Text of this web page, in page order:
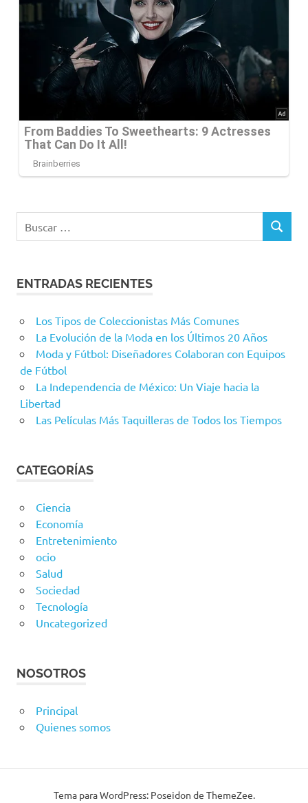
BUSCAR
ENTRADAS RECIENTES
Los Tipos de Coleccionistas Más Comunes
La Evolución de la Moda en los Últimos 20 Años
Moda y Fútbol: Diseñadores Colaboran con Equipos
de Fútbol
La Independencia de México: Un Viaje hacia la
Libertad
Las Películas Más Taquilleras de Todos los Tiempos
CATEGORÍAS
Ciencia
Economía
Entretenimiento
ocio
Salud
Sociedad
Tecnología
Uncategorized
NOSOTROS
Principal
Quienes somos
Tema para WordPress: Poseidon de ThemeZee.